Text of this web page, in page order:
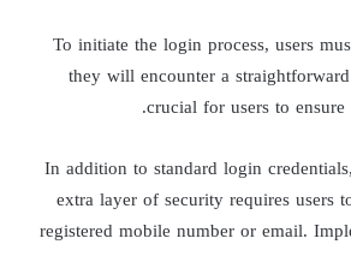
To initiate the login process, users
they will encounter a
crucial for users to
In addition to standard login
extra layer of security requires
registered mobile number or email.